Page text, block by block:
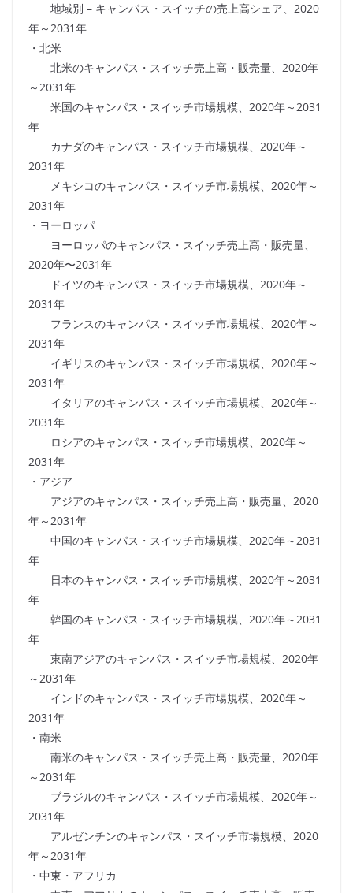
地域別 – キャンパス・スイッチの売上高シェア、2020
年～2031年
・北米
北米のキャンパス・スイッチ売上高・販売量、2020年
～2031年
米国のキャンパス・スイッチ市場規模、2020年～2031
年
カナダのキャンパス・スイッチ市場規模、2020年～
2031年
メキシコのキャンパス・スイッチ市場規模、2020年～
2031年
・ヨーロッパ
ヨーロッパのキャンパス・スイッチ売上高・販売量、
2020年〜2031年
ドイツのキャンパス・スイッチ市場規模、2020年～
2031年
フランスのキャンパス・スイッチ市場規模、2020年～
2031年
イギリスのキャンパス・スイッチ市場規模、2020年～
2031年
イタリアのキャンパス・スイッチ市場規模、2020年～
2031年
ロシアのキャンパス・スイッチ市場規模、2020年～
2031年
・アジア
アジアのキャンパス・スイッチ売上高・販売量、2020
年～2031年
中国のキャンパス・スイッチ市場規模、2020年～2031
年
日本のキャンパス・スイッチ市場規模、2020年～2031
年
韓国のキャンパス・スイッチ市場規模、2020年～2031
年
東南アジアのキャンパス・スイッチ市場規模、2020年
～2031年
インドのキャンパス・スイッチ市場規模、2020年～
2031年
・南米
南米のキャンパス・スイッチ売上高・販売量、2020年
～2031年
ブラジルのキャンパス・スイッチ市場規模、2020年～
2031年
アルゼンチンのキャンパス・スイッチ市場規模、2020
年～2031年
・中東・アフリカ